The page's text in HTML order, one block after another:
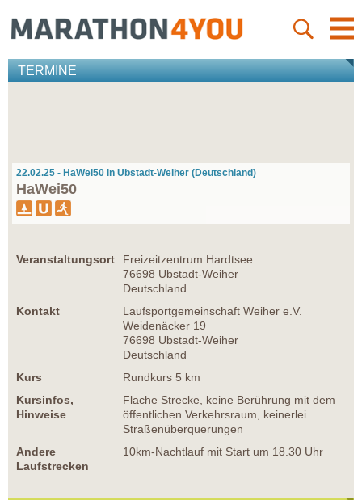
TERMINE
22.02.25 - HaWei50 in Ubstadt-Weiher (Deutschland)
HaWei50
Veranstaltungsort
Freizeitzentrum Hardtsee
76698 Ubstadt-Weiher
Deutschland
Kontakt
Laufsportgemeinschaft Weiher e.V.
Weidenäcker 19
76698 Ubstadt-Weiher
Deutschland
Kurs
Rundkurs 5 km
Kursinfos,
Hinweise
Flache Strecke, keine Berührung mit dem
öffentlichen Verkehrsraum, keinerlei
Straßenüberquerungen
Andere
Laufstrecken
10km-Nachtlauf mit Start um 18.30 Uhr